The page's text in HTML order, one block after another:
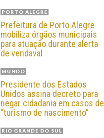
PORTO ALEGRE
Prefeitura de Porto Alegre
mobiliza órgãos municipais
para atuação durante alerta
de vendaval
MUNDO
Presidente dos Estados
Unidos assina decreto para
negar cidadania em casos de
“turismo de nascimento”
RIO GRANDE DO SUL